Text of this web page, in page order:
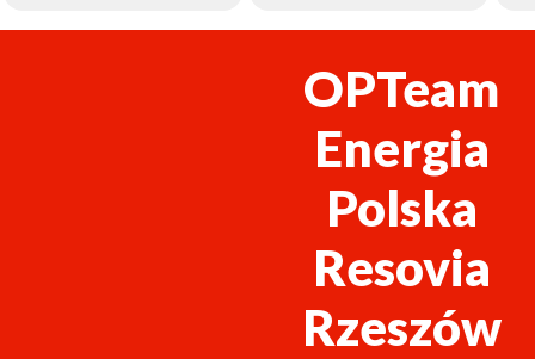
OPTeam
Energia
Polska
Resovia
Rzeszów